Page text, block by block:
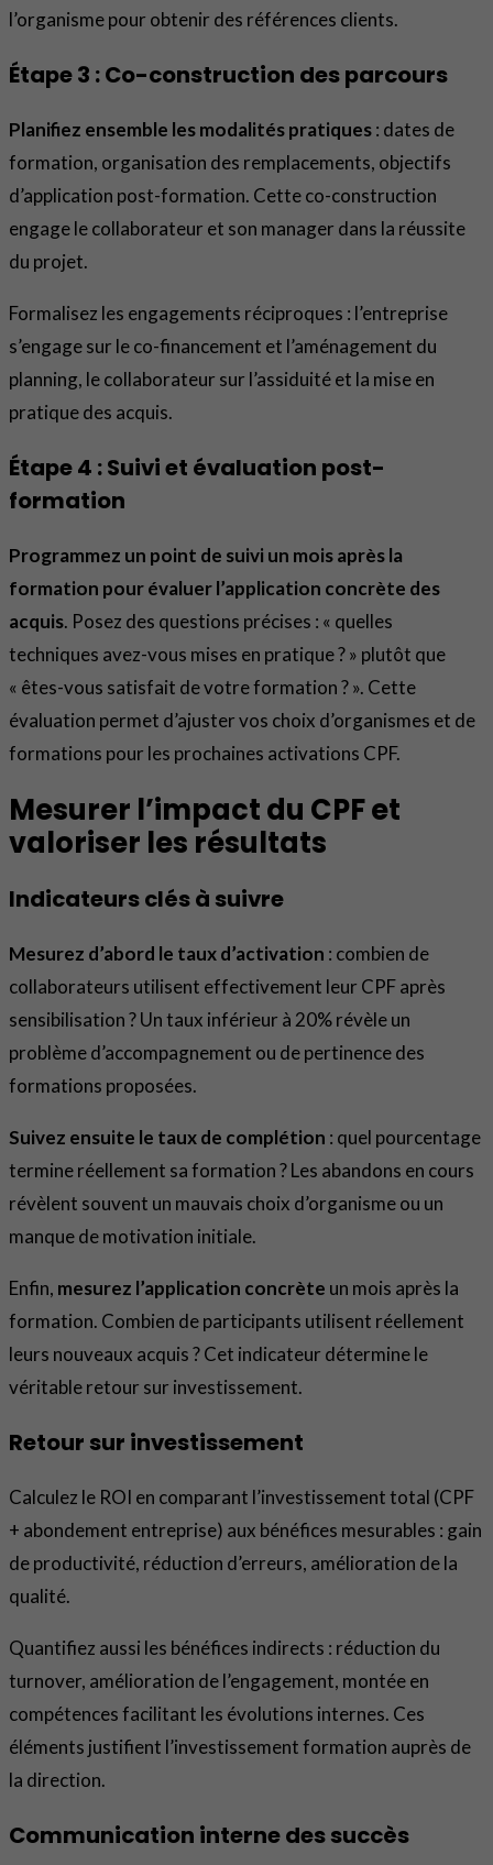
l’organisme pour obtenir des références clients.
Étape 3 : Co-construction des parcours
Planifiez ensemble les modalités pratiques: dates de
formation, organisation des remplacements, objectifs
d’application post-formation. Cette co-construction
engage le collaborateur et son manager dans la réussite
du projet.
Formalisez les engagements réciproques : l’entreprise
s’engage sur le co-financement et l’aménagement du
planning, le collaborateur sur l’assiduité et la mise en
pratique des acquis.
Étape 4 : Suivi et évaluation post-
formation
Programmez un point de suivi un mois après la
formation pour évaluer l’application concrète des
acquis. Posez des questions précises : « quelles
techniques avez-vous mises en pratique ? » plutôt que
« êtes-vous satisfait de votre formation ? ». Cette
évaluation permet d’ajuster vos choix d’organismes et de
formations pour les prochaines activations CPF.
Mesurer l’impact du CPF et
valoriser les résultats
Indicateurs clés à suivre
Mesurez d’abord le taux d’activation : combien de
collaborateurs utilisent effectivement leur CPF après
sensibilisation ? Un taux inférieur à 20% révèle un
problème d’accompagnement ou de pertinence des
formations proposées.
Suivez ensuite le taux de complétion : quel pourcentage
termine réellement sa formation ? Les abandons en cours
révèlent souvent un mauvais choix d’organisme ou un
manque de motivation initiale.
Enfin, mesurez l’application concrète un mois après la
formation. Combien de participants utilisent réellement
leurs nouveaux acquis ? Cet indicateur détermine le
véritable retour sur investissement.
Retour sur investissement
Calculez le ROI en comparant l’investissement total (CPF
+ abondement entreprise) aux bénéfices mesurables : gain
de productivité, réduction d’erreurs, amélioration de la
qualité.
Quantifiez aussi les bénéfices indirects : réduction du
turnover, amélioration de l’engagement, montée en
compétences facilitant les évolutions internes. Ces
éléments justifient l’investissement formation auprès de
la direction.
Communication interne des succès